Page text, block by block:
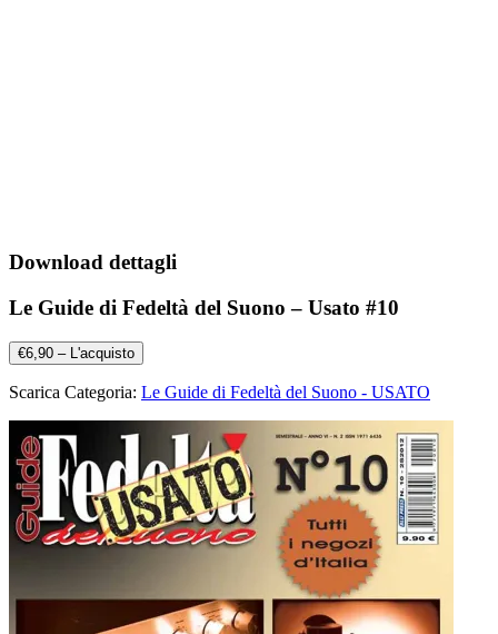
Download dettagli
Le Guide di Fedeltà del Suono – Usato #10
€6,90 – L'acquisto
Scarica Categoria: Le Guide di Fedeltà del Suono - USATO